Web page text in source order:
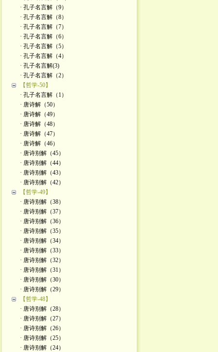
· 孔子名言解（9）
· 孔子名言解（8）
· 孔子名言解（7）
· 孔子名言解（6）
· 孔子名言解（5）
· 孔子名言解（4）
· 孔子名言解(3)
· 孔子名言解（2）
【哲学-50】
· 孔子名言解（1）
· 唐诗解（50）
· 唐诗解（49）
· 唐诗解（48）
· 唐诗解（47）
· 唐诗解（46）
· 唐诗别解（45）
· 唐诗别解（44）
· 唐诗别解（43）
· 唐诗别解（42）
【哲学-49】
· 唐诗别解（38）
· 唐诗别解（37）
· 唐诗别解（36）
· 唐诗别解（35）
· 唐诗别解（34）
· 唐诗别解（33）
· 唐诗别解（32）
· 唐诗别解（31）
· 唐诗别解（30）
· 唐诗别解（29）
【哲学-48】
· 唐诗别解（28）
· 唐诗别解（27）
· 唐诗别解（26）
· 唐诗别解（25）
· 唐诗别解（24）